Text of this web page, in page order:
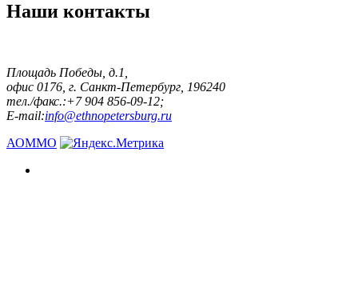
Наши контакты
Площадь Победы, д.1,
офис 0176, г. Санкт-Петербург, 196240
тел./факс.:+7 904 856-09-12;
E-mail:info@ethnopetersburg.ru
АОММО